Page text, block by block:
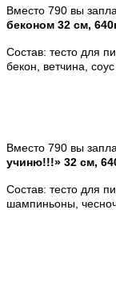
Вместо 790 вы
беконом 32 см,
Состав: тесто для
бекон, ветчина,
Вместо 790 вы
учиню!!!» 32 см,
Состав: тесто для
шампиньоны,